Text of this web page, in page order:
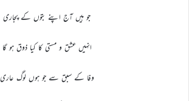
جو ہیں آج اپنے بتوں کے پجاری
انہیں عشق و مستی کا کیا ذوق ہو گا
وفا کے سبق سے جو ہوں لوگ عاری